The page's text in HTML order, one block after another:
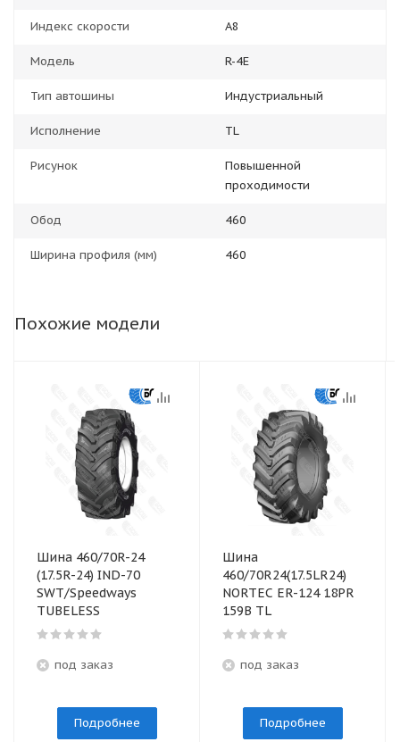
Индекс скорости А8
Модель R-4E
Тип автошины Индустриальный
Исполнение TL
Рисунок
Повышенной
проходимости
Обод 460
Ширина профиля (мм) 460
Похожие модели
Шина 460/70R-24
(17.5R-24) IND-70
SWT/Speedways
TUBELESS
под заказ
Подробнее
Шина
460/70R24(17.5LR24)
NORTEC ER-124 18PR
159B TL
под заказ
Подробнее